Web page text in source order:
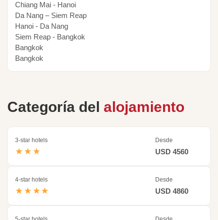
Chiang Mai - Hanoi
Da Nang – Siem Reap
Hanoi - Da Nang
Siem Reap - Bangkok
Bangkok
Bangkok
Categoría del alojamiento
3-star hotels
★★★
Desde
USD 4560
4-star hotels
★★★★
Desde
USD 4860